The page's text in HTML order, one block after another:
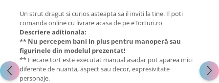
Un strut dragut si curios asteapta sa il inviti la tine. Il poti
comanda online cu livrare acasa de pe eTorturi.ro
Descriere aditionala:
** Nu percepem bani in plus pentru manoperă sau
figurinele din modelul prezentat!
** Fiecare tort este executat manual asadar pot aparea mici
diferente de nuanta, aspect sau decor, expresivitate
personaje.